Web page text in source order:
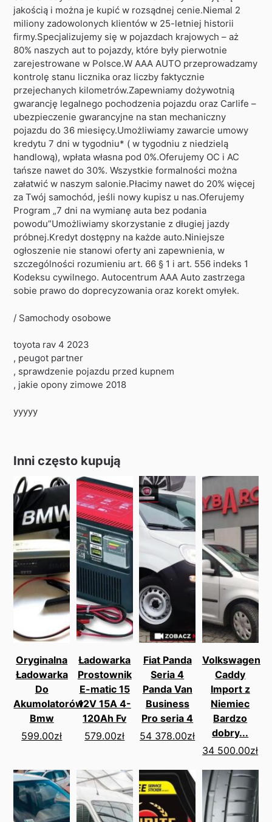
jakością i można je kupić w rozsądnej cenie.Niemal 2
miliony zadowolonych klientów w 25-letniej historii
firmy.Specjalizujemy się w pojazdach krajowych – aż
80% naszych aut to pojazdy, które były pierwotnie
zarejestrowane w Polsce.W AAA AUTO przeprowadzamy
kontrolę stanu licznika oraz liczby faktycznie
przejechanych kilometrów.Zapewniamy dożywotnią
gwarancję legalnego pochodzenia pojazdu oraz Carlife –
ubezpieczenie gwarancyjne na stan mechaniczny
pojazdu do 36 miesięcy.Umożliwiamy zawarcie umowy
kredytu 7 dni w tygodniu* ( w tygodniu z niedzielą
handlową), wpłata własna pod 0%.Oferujemy OC i AC
tańsze nawet do 30%. Wszystkie formalności można
załatwić w naszym salonie.Płacimy nawet do 20% więcej
za Twój samochód, jeśli nowy kupisz u nas.Oferujemy
Program „7 dni na wymianę auta bez podania
powodu”Umożliwiamy skorzystanie z długiej jazdy
próbnej.Kredyt dostępny na każde auto.Niniejsze
ogłoszenie nie stanowi oferty ani zapewnienia, w
szczególności rozumieniu art. 66 § 1 i art. 556 indeks 1
Kodeksu cywilnego. Autocentrum AAA Auto zastrzega
sobie prawo do doprecyzowania oraz korekt omyłek.
/ Samochody osobowe
toyota rav 4 2023
, peugot partner
, sprawdzenie pojazdu przed kupnem
, jakie opony zimowe 2018
yyyyy
Inni często kupują
Oryginalna
Ładowarka
Do
Akumolatorów
Bmw
599.00zł
Ładowarka
Prostownik
E-matic 15
12V 15A 4-
120Ah Fv
579.00zł
Fiat Panda
Seria 4
Panda Van
Business
Pro seria 4
54 378.00zł
Volkswagen
Caddy
Import z
Niemiec
Bardzo
dobry...
34 500.00zł